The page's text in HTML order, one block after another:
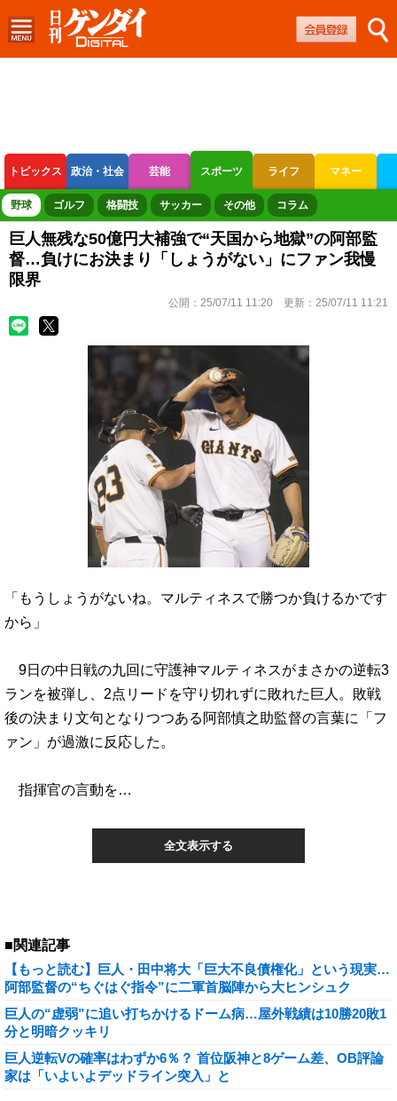
トピックス 政治・社会 芸能 スポーツ ライフ マネー
ボートレース 競輪 オートレース
野球 ゴルフ 格闘技 サッカー その他 コラム
巨人無残な50億円大補強で“天国から地獄”の阿部監
督…負けにお決まり「しょうがない」にファン我慢
限界
公開： 25/07/11 11:20 更新： 25/07/11 11:21
「もうしょうがないね。マルティネスで勝つか負けるかです
から」
9日の中日戦の九回に守護神マルティネスがまさかの逆転3
ランを被弾し、2点リードを守り切れずに敗れた巨人。敗戦
後の決まり文句となりつつある阿部慎之助監督の言葉に「フ
ァン」が過激に反応した。
指揮官の言動を…
全文表示する
■関連記事
【もっと読む】巨人・田中将大「巨大不良債権化」という現実…
阿部監督の“ちぐはぐ指令”に二軍首脳陣から大ヒンシュク
巨人の“虚弱”に追い打ちかけるドーム病…屋外戦績は10勝20敗1
分と明暗クッキリ
巨人逆転Vの確率はわずか6％？ 首位阪神と8ゲーム差、OB評論
家は「いよいよデッドライン突入」と